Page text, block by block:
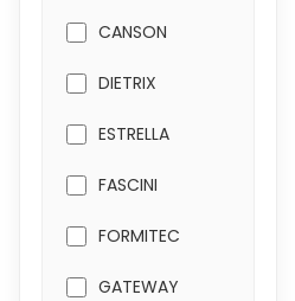
CANSON
DIETRIX
ESTRELLA
FASCINI
FORMITEC
GATEWAY